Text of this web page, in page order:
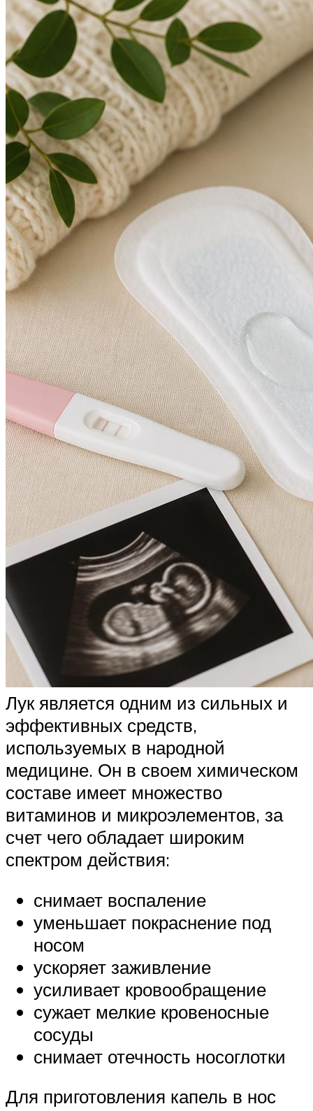
Лук является одним из сильных и
эффективных средств,
используемых в народной
медицине. Он в своем химическом
составе имеет множество
витаминов и микроэлементов, за
счет чего обладает широким
спектром действия:
снимает воспаление
уменьшает покраснение под
носом
ускоряет заживление
усиливает кровообращение
сужает мелкие кровеносные
сосуды
снимает отечность носоглотки
Для приготовления капель в нос